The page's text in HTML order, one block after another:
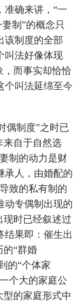
准确来讲，“一
制”的概念只
该制度的全部
叫法好像体现
，而事实却恰恰
个叫法延绵至今
偶制度”之时已
来自于自然选
制的动力是财
承人，由婚配的
致的私有制的
动专偶制出现的
现时已经叙述过
结果即：催生出
的“群婚
的“个体家
个大的家庭公
型的家庭形式中